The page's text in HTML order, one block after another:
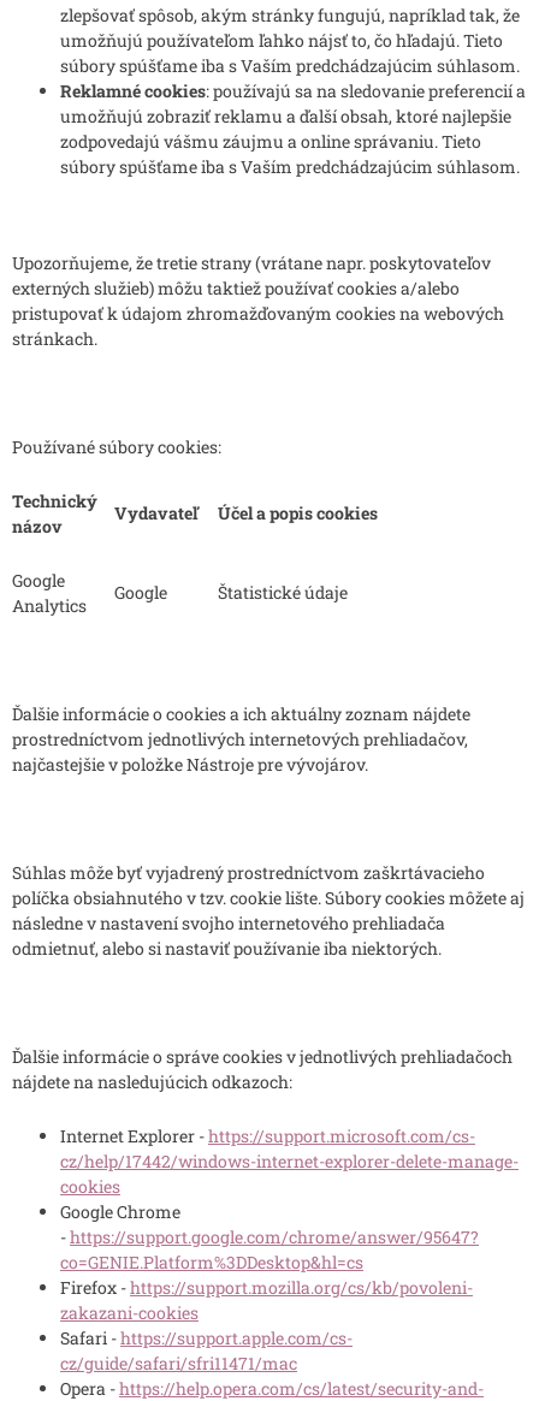
zlepšovať spôsob, akým stránky fungujú, napríklad tak, že
umožňujú používateľom ľahko nájsť to, čo hľadajú. Tieto
súbory spúšťame iba s Vaším predchádzajúcim súhlasom.
Reklamné cookies: používajú sa na sledovanie preferencií a
umožňujú zobraziť reklamu a ďalší obsah, ktoré najlepšie
zodpovedajú vášmu záujmu a online správaniu. Tieto
súbory spúšťame iba s Vaším predchádzajúcim súhlasom.
Upozorňujeme, že tretie strany (vrátane napr. poskytovateľov
externých služieb) môžu taktiež používať cookies a/alebo
pristupovať k údajom zhromažďovaným cookies na webových
stránkach.
Používané súbory cookies:
Technický
názov
Vydavateľ Účel a popis cookies
Google
Analytics
Google Štatistické údaje
Ďalšie informácie o cookies a ich aktuálny zoznam nájdete
prostredníctvom jednotlivých internetových prehliadačov,
najčastejšie v položke Nástroje pre vývojárov.
Súhlas môže byť vyjadrený prostredníctvom zaškrtávacieho
políčka obsiahnutého v tzv. cookie lište. Súbory cookies môžete aj
následne v nastavení svojho internetového prehliadača
odmietnuť, alebo si nastaviť používanie iba niektorých.
Ďalšie informácie o správe cookies v jednotlivých prehliadačoch
nájdete na nasledujúcich odkazoch:
Internet Explorer -https://support.microsoft.com/cs-
cz/help/17442/windows-internet-explorer-delete-manage-
cookies
Google Chrome
-https://support.google.com/chrome/answer/95647?
co=GENIE.Platform%3DDesktop&hl=cs
Firefox -https://support.mozilla.org/cs/kb/povoleni-
zakazani-cookies
Safari -https://support.apple.com/cs-
cz/guide/safari/sfri11471/mac
Opera -https://help.opera.com/cs/latest/security-and-